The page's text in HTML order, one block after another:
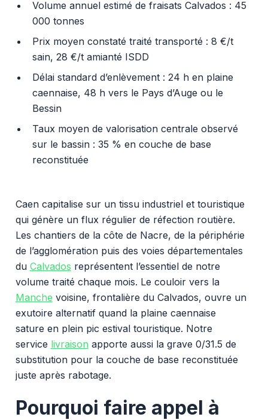
Volume annuel estimé de fraisats Calvados : 45
000 tonnes
Prix moyen constaté traité transporté : 8 €/t
sain, 28 €/t amianté ISDD
Délai standard d’enlèvement : 24 h en plaine
caennaise, 48 h vers le Pays d’Auge ou le
Bessin
Taux moyen de valorisation centrale observé
sur le bassin : 35 % en couche de base
reconstituée
Caen capitalise sur un tissu industriel et touristique
qui génère un flux régulier de réfection routière.
Les chantiers de la côte de Nacre, de la périphérie
de l’agglomération puis des voies départementales
du Calvados représentent l’essentiel de notre
volume traité chaque mois. Le couloir vers la
Manche voisine, frontalière du Calvados, ouvre un
exutoire alternatif quand la plaine caennaise
sature en plein pic estival touristique. Notre
service livraison apporte aussi la grave 0/31.5 de
substitution pour la couche de base reconstituée
juste après rabotage.
Pourquoi faire appel à